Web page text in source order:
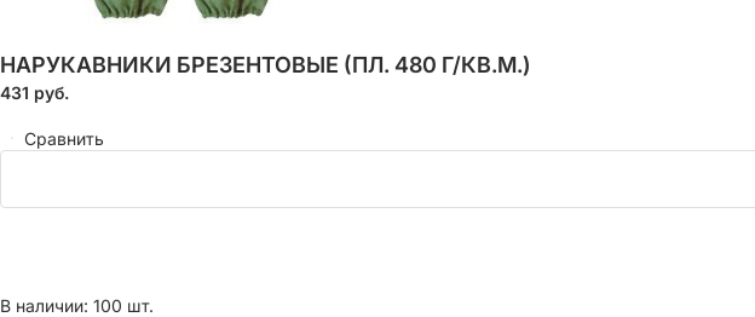
НАРУКАВНИКИ БРЕЗЕНТОВЫЕ (ПЛ. 480 Г/КВ.М.)
431 руб.
Сравнить
В наличии: 100 шт.